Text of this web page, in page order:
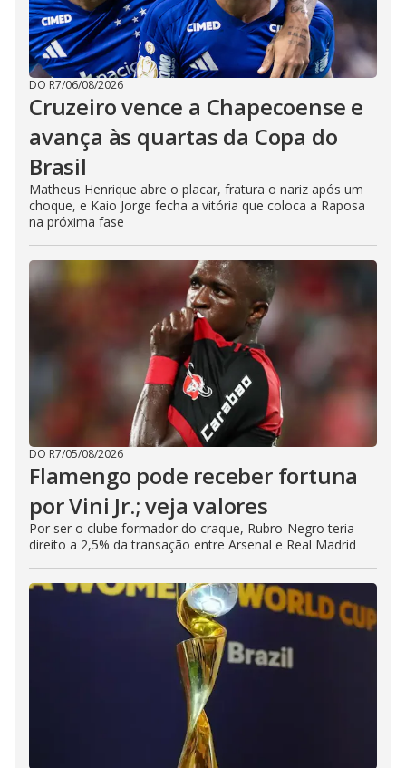
DO R7/06/08/2026
Cruzeiro vence a Chapecoense e
avança às quartas da Copa do
Brasil
Matheus Henrique abre o placar, fratura o nariz após um
choque, e Kaio Jorge fecha a vitória que coloca a Raposa
na próxima fase
DO R7/05/08/2026
Flamengo pode receber fortuna
por Vini Jr.; veja valores
Por ser o clube formador do craque, Rubro-Negro teria
direito a 2,5% da transação entre Arsenal e Real Madrid